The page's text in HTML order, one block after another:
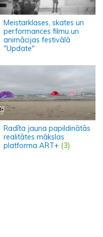
Meistarklases, skates un
performances filmu un
animācijas festivālā
"Update"
Radīta jauna papildinātās
realitātes mākslas
platforma ART+ (3)